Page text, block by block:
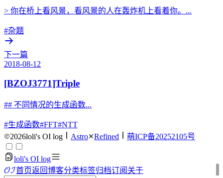
> 你在桥上看风景，看风景的人在轰炸机上看着你。...
#杂题
下一篇
2018-08-12
[BZOJ3771]Triple
## 不同情况的生成函数...
#生成函数#FFT#NTT
2026loli's OI log Astro Refined 萌ICP备20252105号
loli's OI log
OI首页返回博客分类标签归档订阅 关于